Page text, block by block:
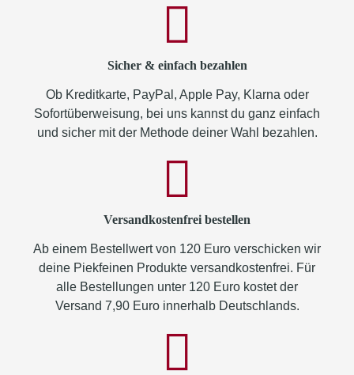
Sicher & einfach bezahlen
Ob Kreditkarte, PayPal, Apple Pay, Klarna oder
Sofortüberweisung, bei uns kannst du ganz einfach
und sicher mit der Methode deiner Wahl bezahlen.
Versandkostenfrei bestellen
Ab einem Bestellwert von 120 Euro verschicken wir
deine Piekfeinen Produkte versandkostenfrei. Für
alle Bestellungen unter 120 Euro kostet der
Versand 7,90 Euro innerhalb Deutschlands.